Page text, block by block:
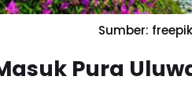
Sumber:
Pura